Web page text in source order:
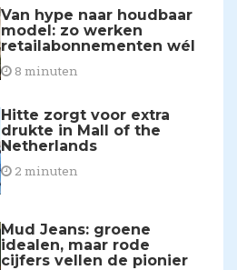
Van hype naar houdbaar
model: zo werken
retailabonnementen wél
8 minuten
Hitte zorgt voor extra
drukte in Mall of the
Netherlands
2 minuten
Mud Jeans: groene
idealen, maar rode
cijfers vellen de pionier